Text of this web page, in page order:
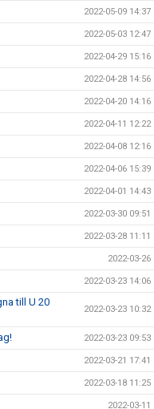
2022-05-09 14:37
2022-05-03 12:47
2022-04-29 15:16
2022-04-28 14:56
2022-04-20 14:16
2022-04-11 12:22
2022-04-08 12:16
2022-04-06 15:39
2022-04-01 14:43
2022-03-30 09:51
2022-03-28 11:11
2022-03-26
2022-03-23 14:06
till U 20
2022-03-23 10:32
2022-03-23 09:53
2022-03-21 17:41
2022-03-18 11:25
2022-03-11